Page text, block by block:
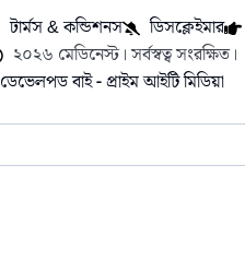
টার্মস & কন্ডিশনস ডিসক্লেইমার
২০২৬ মেডিনেস্ট। সর্বস্বত্ব সংরক্ষিত।
ডেভেলপড বাই - প্রাইম আইটি মিডিয়া